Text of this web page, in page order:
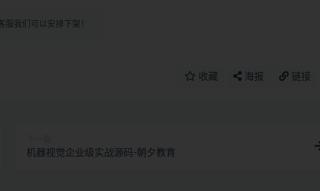
我们可以安排下架！
收藏 海报 链接
机器视觉企业级实战源码-朝夕教育